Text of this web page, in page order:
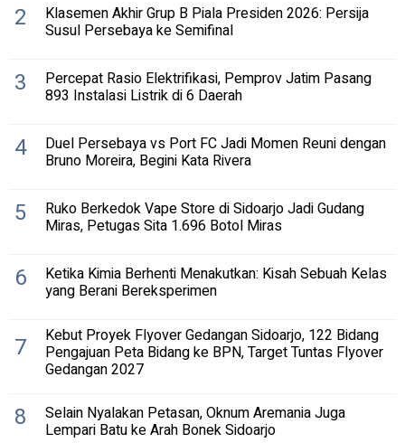
2 Klasemen Akhir Grup B Piala Presiden 2026: Persija
Susul Persebaya ke Semifinal
3 Percepat Rasio Elektrifikasi, Pemprov Jatim Pasang
893 Instalasi Listrik di 6 Daerah
4 Duel Persebaya vs Port FC Jadi Momen Reuni dengan
Bruno Moreira, Begini Kata Rivera
5 Ruko Berkedok Vape Store di Sidoarjo Jadi Gudang
Miras, Petugas Sita 1.696 Botol Miras
6 Ketika Kimia Berhenti Menakutkan: Kisah Sebuah Kelas
yang Berani Bereksperimen
7 Kebut Proyek Flyover Gedangan Sidoarjo, 122 Bidang
Pengajuan Peta Bidang ke BPN, Target Tuntas Flyover
Gedangan 2027
8 Selain Nyalakan Petasan, Oknum Aremania Juga
Lempari Batu ke Arah Bonek Sidoarjo